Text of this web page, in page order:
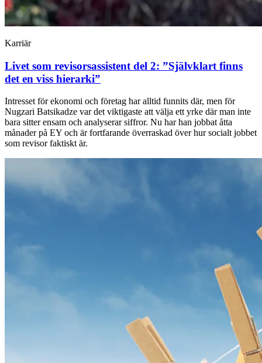
Karriär
Livet som revisorsassistent del 2: ”Självklart finns
det en viss hierarki”
Intresset för ekonomi och företag har alltid funnits där, men för
Nugzari Batsikadze var det viktigaste att välja ett yrke där man inte
bara sitter ensam och analyserar siffror. Nu har han jobbat åtta
månader på EY och är fortfarande överraskad över hur socialt jobbet
som revisor faktiskt är.